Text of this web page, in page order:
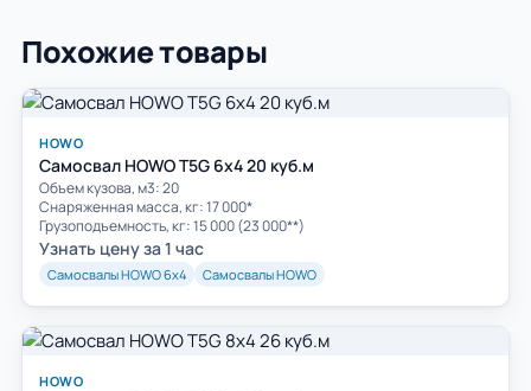
Похожие товары
HOWO
Самосвал HOWO T5G 6x4 20 куб.м
Объем кузова, м3: 20
Cнаряженная масса, кг: 17 000*
Грузоподъемность, кг: 15 000 (23 000**)
Узнать цену за 1 час
Самосвалы HOWO 6х4 Самосвалы HOWO
HOWO